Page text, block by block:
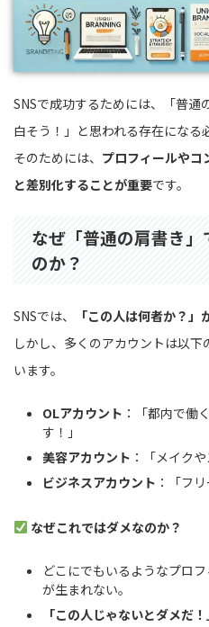
SNSで成功するためには、「普
白そう！」と思われる存在になる
そのためには、 プロフィールやコ
と差別化することが重要です。
なぜ「普通の肩書き」
のか？
SNSでは、 「この人は何者か？
しかし、多くのアカウントは以
います。
OLアカウント ：「都内で働
す！」
美容アカウント ：「メイク
ビジネスアカウント ：「フ
なぜこれではダメなのか？
どこにでもいるようなプロ
が生まれない。
「この人じゃないとダメだ